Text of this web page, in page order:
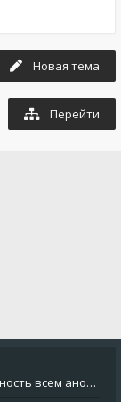
Новая тема
Перейти
Хочу выразить искреннюю благодарность всем анонимным пользователям, которые поддержали наше сообщество финансово. Благод